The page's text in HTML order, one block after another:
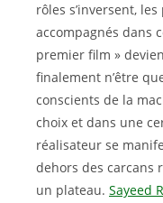
rôles s’inversent,
accompagnés dans
premier film »
finalement n’être
conscients de la
choix et dans une
réalisateur se
dehors des carcans
un plateau. Sayeed